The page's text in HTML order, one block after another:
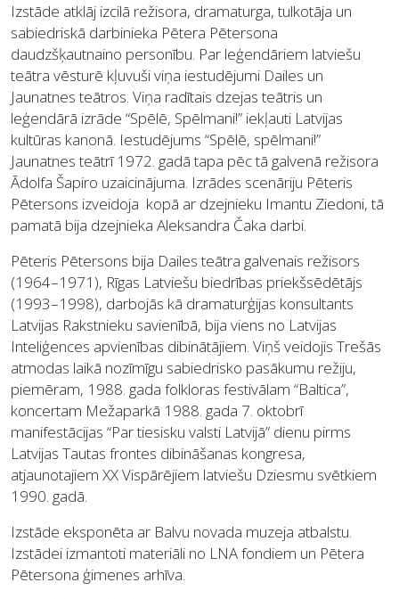
Izstāde atklāj izcilā režisora, dramaturga, tulkotāja un
sabiedriskā darbinieka Pētera Pētersona
daudzšķautnaino personību. Par leģendāriem latviešu
teātra vēsturē kļuvuši viņa iestudējumi Dailes un
Jaunatnes teātros. Viņa radītais dzejas teātris un
leģendārā izrāde “Spēlē, Spēlmani!” iekļauti Latvijas
kultūras kanonā. Iestudējums “Spēlē, spēlmani!”
Jaunatnes teātrī 1972. gadā tapa pēc tā galvenā režisora
Ādolfa Šapiro uzaicinājuma. Izrādes scenāriju Pēteris
Pētersons izveidoja kopā ar dzejnieku Imantu Ziedoni, tā
pamatā bija dzejnieka Aleksandra Čaka darbi.
Pēteris Pētersons bija Dailes teātra galvenais režisors
(1964–1971), Rīgas Latviešu biedrības priekšsēdētājs
(1993–1998), darbojās kā dramaturģijas konsultants
Latvijas Rakstnieku savienībā, bija viens no Latvijas
Inteliģences apvienības dibinātājiem. Viņš veidojis Trešās
atmodas laikā nozīmīgu sabiedrisko pasākumu režiju,
piemēram, 1988. gada folkloras festivālam “Baltica”,
koncertam Mežaparkā 1988. gada 7. oktobrī
manifestācijas “Par tiesisku valsti Latvijā” dienu pirms
Latvijas Tautas frontes dibināšanas kongresa,
atjaunotajiem XX Vispārējiem latviešu Dziesmu svētkiem
1990. gadā.
Izstāde eksponēta ar Balvu novada muzeja atbalstu.
Izstādei izmantoti materiāli no LNA fondiem un Pētera
Pētersona ģimenes arhīva.